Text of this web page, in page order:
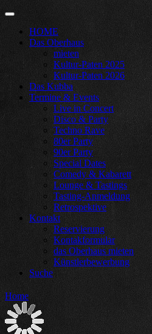
HOME
Das Oberhaus
mieten
Kultur-Paten 2025
Kultur-Paten 2026
Das Kubba
Termine & Events
Live in Concert
Disco & Party
Techno Rave
80er Party
90er Party
Special Dates
Comedy & Kabarett
Lounge & Tastings
Tasting-Anmeldung
Retrospektive
Kontakt
Reservierung
Kontakformular
das Oberhaus mieten
Künstlerbewerbung
Suche
Home